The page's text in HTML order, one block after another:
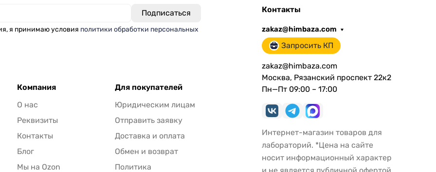
я принимаю условия политики обработки персональных
Компания
О нас
Реквизиты
Контакты
Блог
Мы на Ozon
Для покупателей
Юридическим лицам
Отправить заявку
Доставка и оплата
Обмен и возврат
Политика
Контакты
zakaz@himbaza.com
Запросить КП
zakaz@himbaza.com
Москва, Рязанский проспект 22к2
Пн—Пт 09:00 – 17:00
Интернет-магазин товаров для
лабораторий. *Цена на сайте
носит информационный характер